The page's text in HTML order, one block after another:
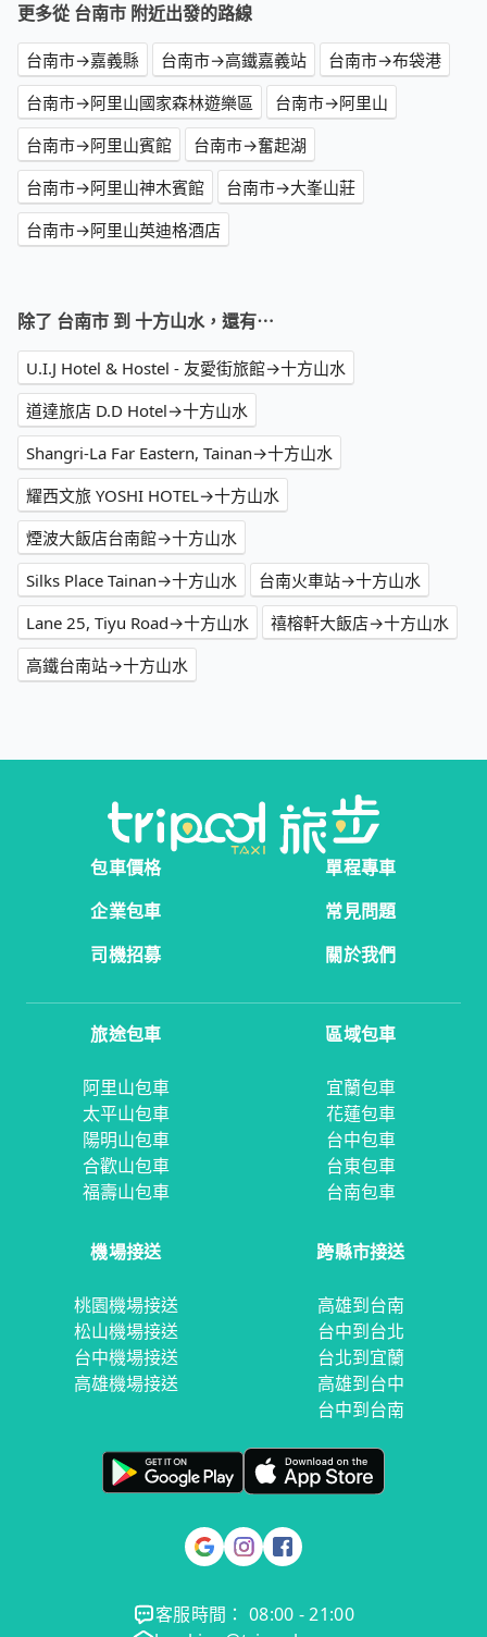
更多從 台南市 附近出發的路線
台南市→嘉義縣 台南市→高鐵嘉義站
台南市→布袋港
台南市→阿里山國家森林遊樂區
台南市→阿里山
台南市→阿里山賓館
台南市→奮起湖
台南市→阿里山神木賓館
台南市→大峯山莊
台南市→阿里山英迪格酒店
除了 台南市 到 十方山水，還有⋯
U.I.J Hotel & Hostel - 友愛街旅館→十方山水
道達旅店 D.D Hotel→十方山水
Shangri-La Far Eastern, Tainan→十方山水
耀西文旅 YOSHI HOTEL→十方山水
煙波大飯店台南館→十方山水
Silks Place Tainan→十方山水
台南火車站→十方山水
Lane 25, Tiyu Road→十方山水
禧榕軒大飯店→十方山水
高鐵台南站→十方山水
包車價格
單程專車
企業包車
常見問題
司機招募
關於我們
旅途包車
阿里山包車
太平山包車
陽明山包車
合歡山包車
福壽山包車
區域包車
宜蘭包車
花蓮包車
台中包車
台東包車
台南包車
機場接送
桃園機場接送
松山機場接送
台中機場接送
高雄機場接送
跨縣市接送
高雄到台南
台中到台北
台北到宜蘭
高雄到台中
台中到台南
客服時間： 08:00 - 21:00